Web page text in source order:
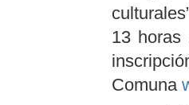
13 horas
Comuna